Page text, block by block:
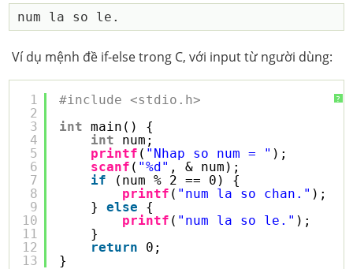
Ví dụ mệnh đề if-else trong C, với input từ người dùng:
?
1
2
3
4
5
6
7
8
9
10
11
12
13
#include <stdio.h>
int
main() {
int
num;
printf ( "Nhap so num = " );
scanf ( "%d" , & num);
if
(num % 2 == 0) {
printf ( "num la so chan." );
} else
{
printf ( "num la so le." );
}
return
0;
}